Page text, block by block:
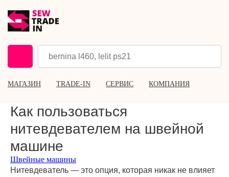
МАГАЗИН TRADE-IN СЕРВИС КОМПАНИЯ
Как пользоваться
нитевдевателем на швейной
машине
Швейные машины
Нитевдеватель — это опция, которая никак не влияет